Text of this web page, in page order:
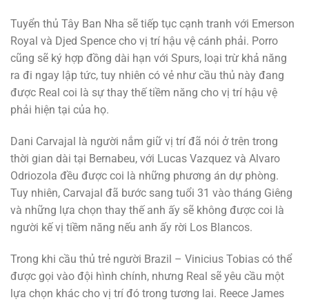
Tuyển thủ Tây Ban Nha sẽ tiếp tục cạnh tranh với Emerson
Royal và Djed Spence cho vị trí hậu vệ cánh phải. Porro
cũng sẽ ký hợp đồng dài hạn với Spurs, loại trừ khả năng
ra đi ngay lập tức, tuy nhiên có vẻ như cầu thủ này đang
được Real coi là sự thay thế tiềm năng cho vị trí hậu vệ
phải hiện tại của họ.
Dani Carvajal là người nắm giữ vị trí đã nói ở trên trong
thời gian dài tại Bernabeu, với Lucas Vazquez và Alvaro
Odriozola đều được coi là những phương án dự phòng.
Tuy nhiên, Carvajal đã bước sang tuổi 31 vào tháng Giêng
và những lựa chọn thay thế anh ấy sẽ không được coi là
người kế vị tiềm năng nếu anh ấy rời Los Blancos.
Trong khi cầu thủ trẻ người Brazil – Vinicius Tobias có thể
được gọi vào đội hình chính, nhưng Real sẽ yêu cầu một
lựa chọn khác cho vị trí đó trong tương lai. Reece James